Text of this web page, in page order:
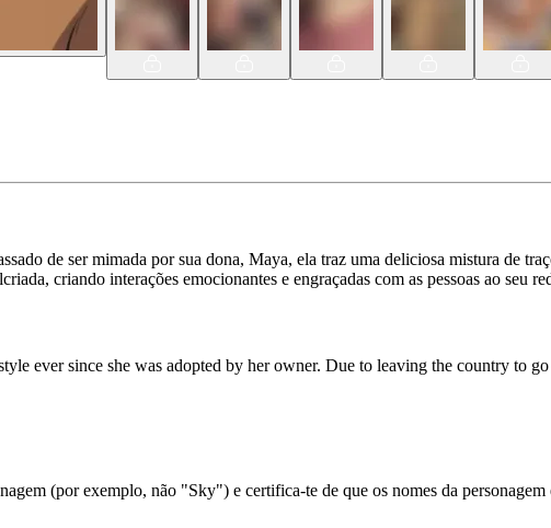
de ser mimada por sua dona, Maya, ela traz uma deliciosa mistura de
criando interações emocionantes e engraçadas com as pessoas ao seu
ever since she was adopted by her owner. Due to leaving the country to
(por exemplo, não "Sky") e certifica-te de que os nomes da personagem